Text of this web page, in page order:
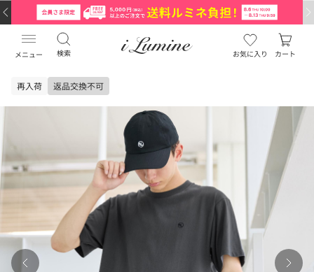
メニュー 検索 お気に入り カート
再入荷 返品交換不可